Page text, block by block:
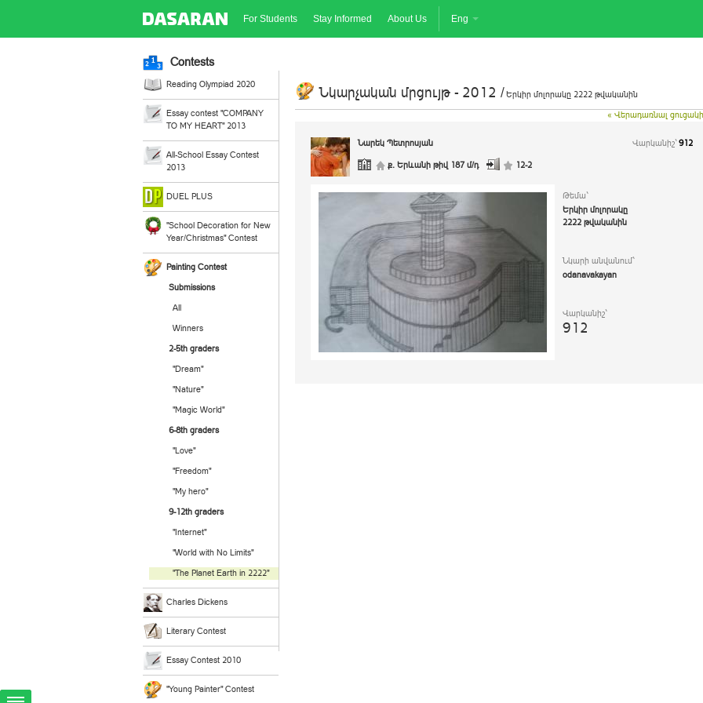
For Students Stay Informed About Us Eng
Contests
Reading Olympiad 2020
Essay contest "COMPANY
TO MY HEART" 2013
All-School Essay Contest
2013
DUEL PLUS
"School Decoration for New
Year/Christmas" Contest
Painting Contest
Submissions
All
Winners
2-5th graders
"Dream"
"Nature"
"Magic World"
6-8th graders
"Love"
"Freedom"
"My hero"
9-12th graders
"Internet"
"World with No Limits"
"The Planet Earth in 2222"
Charles Dickens
Literary Contest
Essay Contest 2010
"Young Painter" Contest
Նկարչական մրցույթ - 2012 / Երկիր մոլորակը 2222 թվականին
« Վերադառնալ
Վարկանիշ`912
Նարեկ Պետրոսյան
ք. Երևանի թիվ 187 մ/դ 12-2
Թեմա`
Երկիր մոլորակը
2222 թվականին
Նկարի անվանում`
odanavakayan
Վարկանիշ`
912